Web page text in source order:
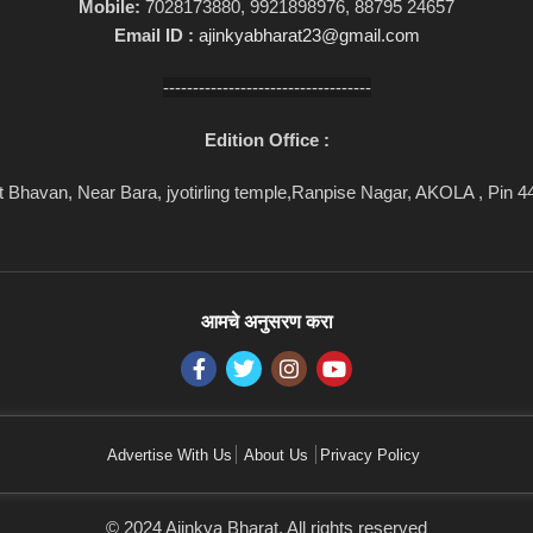
Mobile: 7028173880, 9921898976, 88795 24657
Email ID : ajinkyabharat23@gmail.com
-----------------------------------
Edition Office :
Bhavan, Near Bara, jyotirling temple,Ranpise Nagar, AKOLA , Pin
आमचे अनुसरण करा
Advertise With Us About Us Privacy Policy
© 2024 Ajinkya Bharat. All rights reserved